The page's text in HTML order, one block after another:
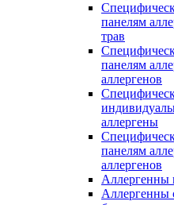
панелям
трав
панелям
аллергенов
аллергены
панелям
аллергенов
Аллергенны
Аллергенны